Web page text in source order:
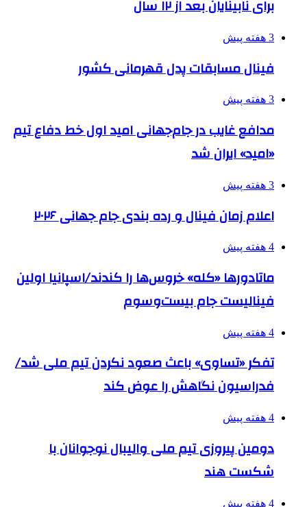
برای نابینایان بعد از ۱۲ سال
3 هفته پیش
فینال مسابقات پدل قهرمانی کشور
3 هفته پیش
مدافع غایب در جام‌جهانی امید اول خط دفاع تیم
«امید» ایران شد
3 هفته پیش
اعلام زمان فینال و رده بندی جام جهانی ۲۰۲۶
4 هفته پیش
ماتادورها «کله» خروس‌ها را کندند/اسپانیا اولین
فینالیست جام بیست‌وسوم
4 هفته پیش
تفکر «تساوی» باعث صعود نکردن تیم ملی شد/
فدراسیون نگاهش را عوض کند
4 هفته پیش
دومین پیروزی تیم ملی والیبال نوجوانان با
شکست هند
4 هفته پیش